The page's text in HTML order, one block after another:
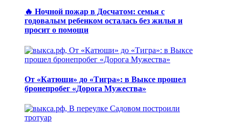
🔥 Ночной пожар в Досчатом: семья с
годовалым ребенком осталась без жилья и
просит о помощи
От «Катюши» до «Тигра»: в Выксе прошел
бронепробег «Дорога Мужества»